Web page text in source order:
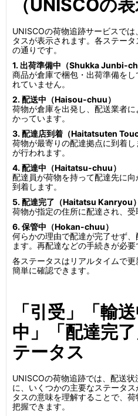
（UNISCOの
UNISCOの荷物追跡サービスで
タスが表示されます。各ステー
の通りです。
1. 出荷準備中（Shukka Junbi-
商品が倉庫で梱包・出荷準備を
れていません。
2. 配送中（Haisou-chuu）
荷物が倉庫を出発し、配送業者
かっています。
3. 配達店到着（Haitatsuten
荷物が最寄りの配達拠点に到着
が行われます。
4. 配達中（Haitatsu-chuu）
配達員が荷物を持って配達先に
到着します。
5. 配達完了（Haitatsu Kanryou）
荷物が指定の住所に配達され、受
6. 保管中（Hokan-chuu）
何らかの理由で配達が完了せず
ます。再配達などの手続きが必要
各ステータスはリアルタイムで
簡単に確認できます。
「引受」「輸
中」「配達完
テータス
UNISCOの荷物追跡では、配送
に、いくつかの主要なステータ
タスの意味を理解することで、
把握できます。